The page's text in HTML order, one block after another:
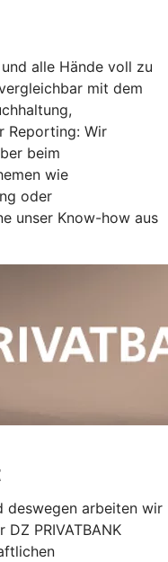
alle Hände voll zu
mit dem
Reporting: Wir
beim
wie
oder
unser Know-how aus
deswegen arbeiten wir
PRIVATBANK